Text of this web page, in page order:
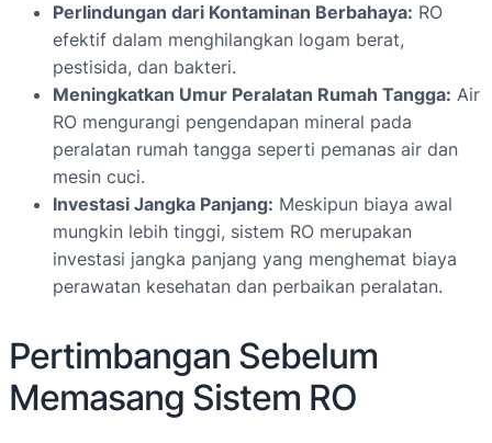
Perlindungan dari Kontaminan Berbahaya: RO
efektif dalam menghilangkan logam berat,
pestisida, dan bakteri.
Meningkatkan Umur Peralatan Rumah Tangga: Air
RO mengurangi pengendapan mineral pada
peralatan rumah tangga seperti pemanas air dan
mesin cuci.
Investasi Jangka Panjang: Meskipun biaya awal
mungkin lebih tinggi, sistem RO merupakan
investasi jangka panjang yang menghemat biaya
perawatan kesehatan dan perbaikan peralatan.
Pertimbangan Sebelum
Memasang Sistem RO